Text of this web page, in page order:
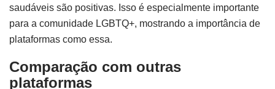
saudáveis são positivas. Isso é especialmente importante
para a comunidade LGBTQ+, mostrando a importância de
plataformas como essa.
Comparação com outras
plataformas